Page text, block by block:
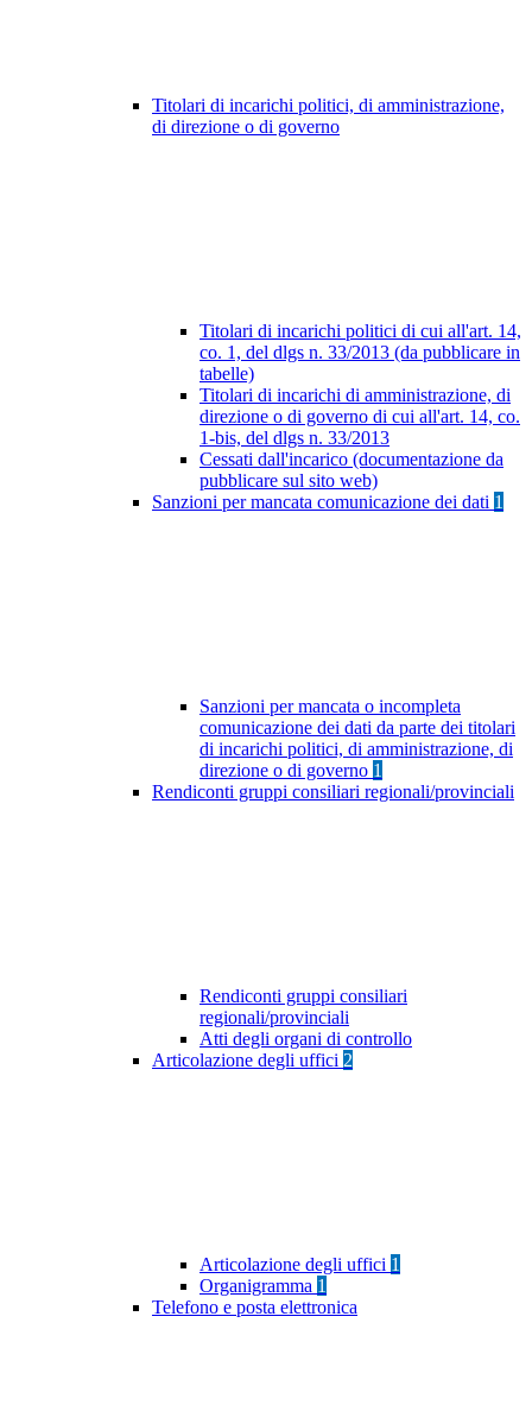
Titolari di incarichi politici, di amministrazione,
di direzione o di governo
Titolari di incarichi politici di cui all'art. 14,
co. 1, del dlgs n. 33/2013 (da pubblicare in
tabelle)
Titolari di incarichi di amministrazione, di
direzione o di governo di cui all'art. 14, co.
1-bis, del dlgs n. 33/2013
Cessati dall'incarico (documentazione da
pubblicare sul sito web)
Sanzioni per mancata comunicazione dei dati 1
Sanzioni per mancata o incompleta
comunicazione dei dati da parte dei titolari
di incarichi politici, di amministrazione, di
direzione o di governo 1
Rendiconti gruppi consiliari regionali/provinciali
Rendiconti gruppi consiliari
regionali/provinciali
Atti degli organi di controllo
Articolazione degli uffici 2
Articolazione degli uffici 1
Organigramma 1
Telefono e posta elettronica